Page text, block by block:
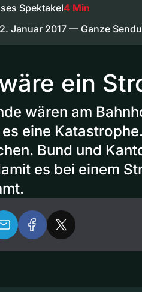
Spektakel4 Min
Januar 2017 — Ganze
ein
wären am
eine
Bund und
es bei einem